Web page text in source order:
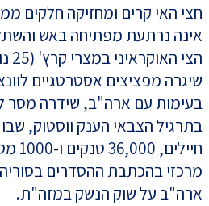
חצי האי קרים ומחזיקה חלקים
אינה נרתעת מפתיחה באש
שיגרה מפציצים אסטרטגיים
בעימות עם ארה"ב, שידרה מסר
מרכזי בהכתבת ההסדרים
ארה"ב על שוק הנשק במזה"ת.